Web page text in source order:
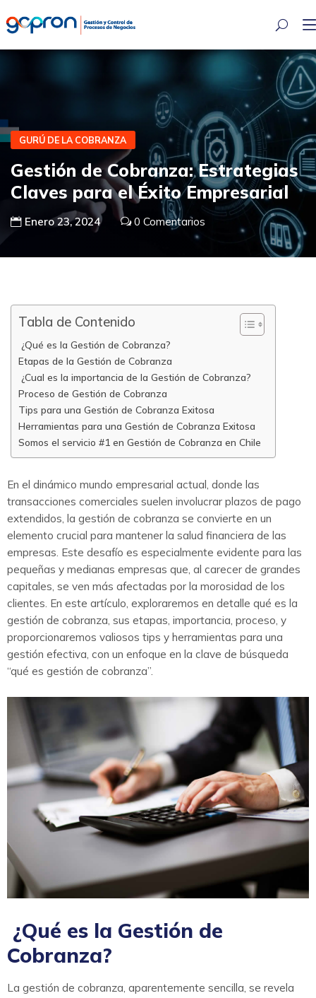
GURÚ DE LA COBRANZA
Gestión de Cobranza: Estrategias
Claves para el Éxito Empresarial
Enero 23, 2024 0 Comentarios
Tabla de Contenido
¿Qué es la Gestión de Cobranza?
Etapas de la Gestión de Cobranza
¿Cual es la importancia de la Gestión de Cobranza?
Proceso de Gestión de Cobranza
Tips para una Gestión de Cobranza Exitosa
Herramientas para una Gestión de Cobranza Exitosa
Somos el servicio #1 en Gestión de Cobranza en Chile
En el dinámico mundo empresarial actual, donde las
transacciones comerciales suelen involucrar plazos de pago
extendidos, la gestión de cobranza se convierte en un
elemento crucial para mantener la salud financiera de las
empresas. Este desafío es especialmente evidente para las
pequeñas y medianas empresas que, al carecer de grandes
capitales, se ven más afectadas por la morosidad de los
clientes. En este artículo, exploraremos en detalle qué es la
gestión de cobranza, sus etapas, importancia, proceso, y
proporcionaremos valiosos tips y herramientas para una
gestión efectiva, con un enfoque en la clave de búsqueda
“qué es gestión de cobranza”.
¿Qué es la Gestión de
Cobranza?
La gestión de cobranza, aparentemente sencilla, se revela